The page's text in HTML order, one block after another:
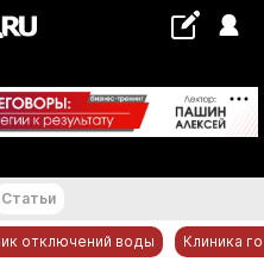
°С
Статьи
отключений воды Клиника